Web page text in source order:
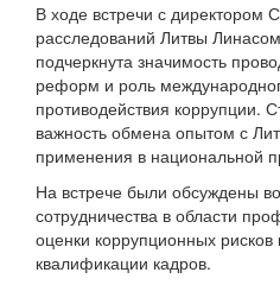
В ходе встречи с директором
расследований Литвы
подчеркнута значимость
реформ и роль
противодействия коррупции.
важность обмена опытом с
применения в национальной
На встрече были обсуждены
сотрудничества в области
оценки коррупционных
квалификации кадров.